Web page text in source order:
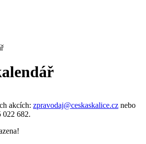
akcích: zpravodaj@ceskaskalice.cz nebo
022 682.